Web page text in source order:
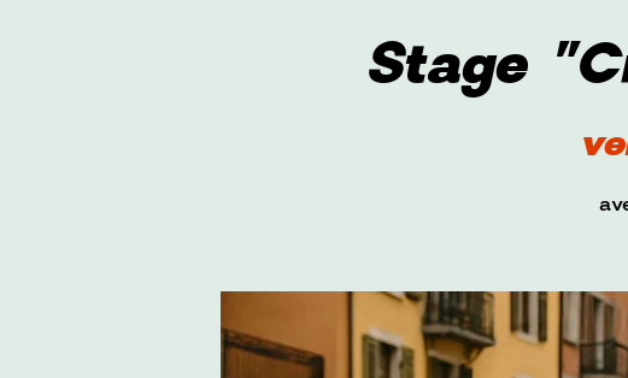
Stage